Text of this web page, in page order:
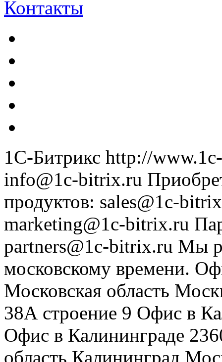
Контакты
1С-Битрикс http://
info@1c-bitrix.ru
продуктов: sales@1c-
marketing@1c-bitrix.ru
partners@1c-bitrix.ru Мы
московскому времени.
Московская область
38А строение 9 Офис в
Офис в Калининграде
область Калининград